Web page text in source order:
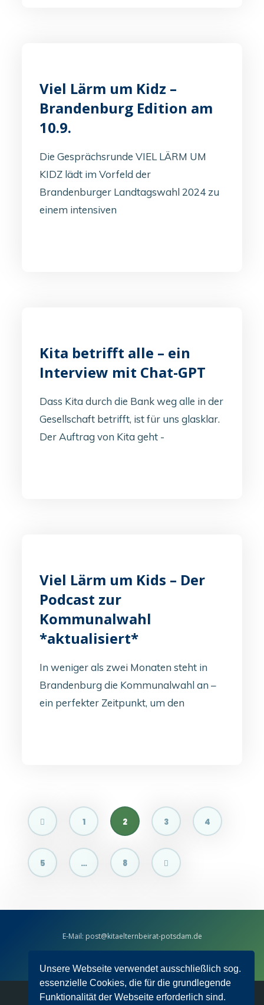
Unsere Webseite verwendet ausschließlich sog.
essenzielle Cookies, die für die grundlegende
Funktionalität der Webseite erforderlich sind.
Viel Lärm um Kidz –
Brandenburg Edition am
10.9.
Die Gesprächsrunde VIEL LÄRM UM
KIDZ lädt im Vorfeld der
Brandenburger Landtagswahl 2024 zu
einem intensiven
Kita betrifft alle – ein
Interview mit Chat-GPT
Dass Kita durch die Bank weg alle in der
Gesellschaft betrifft, ist für uns glasklar.
Der Auftrag von Kita geht -
Viel Lärm um Kids – Der
Podcast zur
Kommunalwahl
*aktualisiert*
In weniger als zwei Monaten steht in
Brandenburg die Kommunalwahl an –
ein perfekter Zeitpunkt, um den
Seitennummerierung
der
Beiträge
1 2 3 4
5 … 8
E-Mail: post@kitaelternbeirat-potsdam.de
facebook-Messenger:kitaelternbeirat.pdm